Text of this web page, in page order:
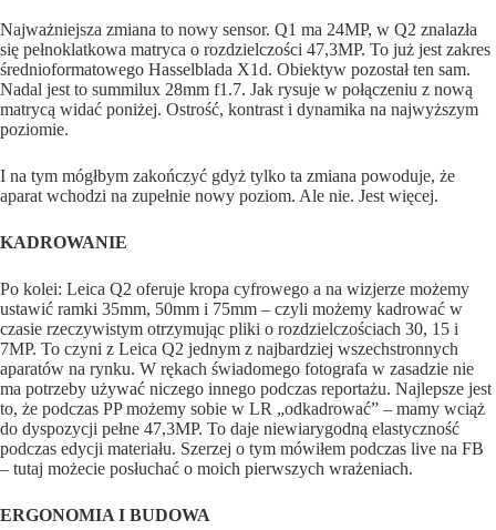
Najważniejsza zmiana to nowy sensor. Q1 ma 24MP, w Q2 znalazła
się pełnoklatkowa matryca o rozdzielczości 47,3MP. To już jest zakres
średnioformatowego Hasselblada X1d. Obiektyw pozostał ten sam.
Nadal jest to summilux 28mm f1.7. Jak rysuje w połączeniu z nową
matrycą widać poniżej. Ostrość, kontrast i dynamika na najwyższym
poziomie.
I na tym mógłbym zakończyć gdyż tylko ta zmiana powoduje, że
aparat wchodzi na zupełnie nowy poziom. Ale nie. Jest więcej.
KADROWANIE
Po kolei: Leica Q2 oferuje kropa cyfrowego a na wizjerze możemy
ustawić ramki 35mm, 50mm i 75mm – czyli możemy kadrować w
czasie rzeczywistym otrzymując pliki o rozdzielczościach 30, 15 i
7MP. To czyni z Leica Q2 jednym z najbardziej wszechstronnych
aparatów na rynku. W rękach świadomego fotografa w zasadzie nie
ma potrzeby używać niczego innego podczas reportażu. Najlepsze jest
to, że podczas PP możemy sobie w LR „odkadrować” – mamy wciąż
do dyspozycji pełne 47,3MP. To daje niewiarygodną elastyczność
podczas edycji materiału. Szerzej o tym mówiłem podczas live na FB
– tutaj możecie posłuchać o moich pierwszych wrażeniach.
ERGONOMIA I BUDOWA